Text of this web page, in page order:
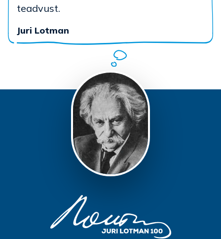
teadvust.
Juri Lotman